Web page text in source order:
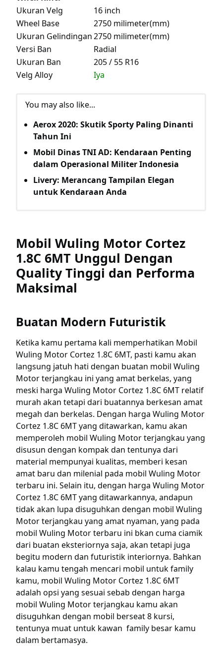
Ukuran Velg
16 inch
Wheel Base
2750 milimeter(mm)
Ukuran Gelindingan2750 milimeter(mm)
Versi Ban
Radial
Ukuran Ban
205 / 55 R16
Velg Alloy
Iya
You may also like...
Aerox 2020: Skutik Sporty Paling Dinanti
Tahun Ini
Mobil Dinas TNI AD: Kendaraan Penting
dalam Operasional Militer Indonesia
Livery: Merancang Tampilan Elegan
untuk Kendaraan Anda
Mobil Wuling Motor Cortez
1.8C 6MT Unggul Dengan
Quality Tinggi dan Performa
Maksimal
Buatan Modern Futuristik
Ketika kamu pertama kali memperhatikan Mobil
Wuling Motor Cortez 1.8C 6MT, pasti kamu akan
langsung jatuh hati dengan buatan mobil Wuling
Motor terjangkau ini yang amat berkelas, yang
meski harga Wuling Motor Cortez 1.8C 6MT relatif
murah akan tetapi dari buatannya berkesan amat
megah dan berkelas. Dengan harga Wuling Motor
Cortez 1.8C 6MT yang ditawarkan, kamu akan
memperoleh mobil Wuling Motor terjangkau yang
disusun dengan kompak dan tentunya dari
material mempunyai kualitas, memberi kesan
amat baru dan milenial pada mobil Wuling Motor
terbaru ini. Selain itu, dengan harga Wuling Motor
Cortez 1.8C 6MT yang ditawarkannya, andapun
tidak akan lupa disuguhkan dengan mobil Wuling
Motor terjangkau yang amat nyaman, yang pada
mobil Wuling Motor terbaru ini bkan cuma ciamik
dari buatan eksteriornya saja, akan tetapi juga
begitu modern dan futuristik interiornya. Bahkan
kalau kamu tengah mencari mobil untuk family
kamu, mobil Wuling Motor Cortez 1.8C 6MT
adalah opsi yang sesuai sebab dengan harga
mobil Wuling Motor terjangkau kamu akan
disuguhkan dengan mobil berseat 8 kursi,
tentunya muat untuk kawan family besar kamu
dalam bertamasya.